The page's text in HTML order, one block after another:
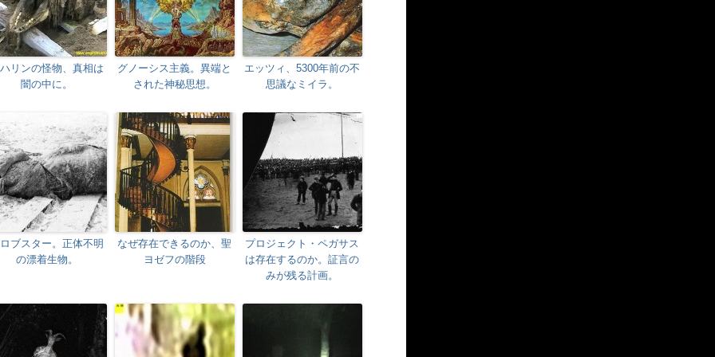
リンの怪物、真相は
闇の中に。
グノーシス主義。異端と
された神秘思想。
エッツィ、5300年前の不
思議なミイラ。
ブスター。正体不明
の漂着生物。
なぜ存在できるのか、聖
ヨゼフの階段
プロジェクト・ペガサス
は存在するのか。証言の
みが残る計画。